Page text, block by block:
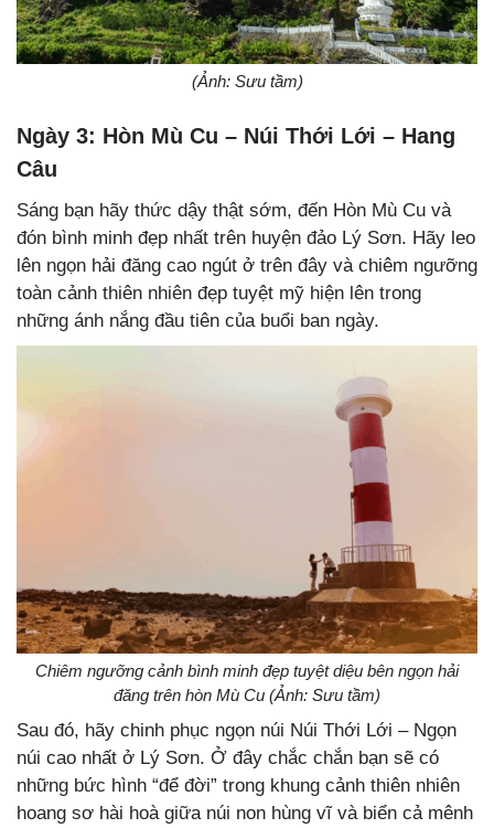
(Ảnh: Sưu tầm)
Ngày 3: Hòn Mù Cu – Núi Thới Lới – Hang
Câu
Sáng bạn hãy thức dậy thật sớm, đến Hòn Mù Cu và
đón bình minh đẹp nhất trên huyện đảo Lý Sơn. Hãy leo
lên ngọn hải đăng cao ngút ở trên đây và chiêm ngưỡng
toàn cảnh thiên nhiên đẹp tuyệt mỹ hiện lên trong
những ánh nắng đầu tiên của buổi ban ngày.
Chiêm ngưỡng cảnh bình minh đẹp tuyệt diệu bên ngọn hải
đăng trên hòn Mù Cu (Ảnh: Sưu tầm)
Sau đó, hãy chinh phục ngọn núi Núi Thới Lới – Ngọn
núi cao nhất ở Lý Sơn. Ở đây chắc chắn bạn sẽ có
những bức hình “để đời” trong khung cảnh thiên nhiên
hoang sơ hài hoà giữa núi non hùng vĩ và biển cả mênh